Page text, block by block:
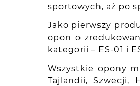
sportowych, aż po
Jako pierwszy
opon o
kategorii – ES-01 i
Wszystkie opony
Tajlandii, Szwecji,